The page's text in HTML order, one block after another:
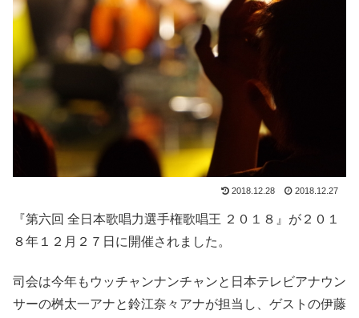
2018.12.28 2018.12.27
『第六回 全日本歌唱力選手権歌唱王 ２０１８』が２０１
８年１２月２７日に開催されました。
司会は今年もウッチャンナンチャンと日本テレビアナウン
サーの桝太一アナと鈴江奈々アナが担当し、ゲストの伊藤